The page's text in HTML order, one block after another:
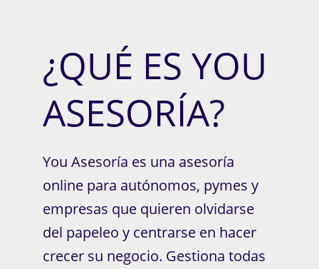
¿QUÉ ES YOU
ASESORÍA?
You Asesoría es una asesoría
online para autónomos, pymes y
empresas que quieren olvidarse
del papeleo y centrarse en hacer
crecer su negocio. Gestiona todas